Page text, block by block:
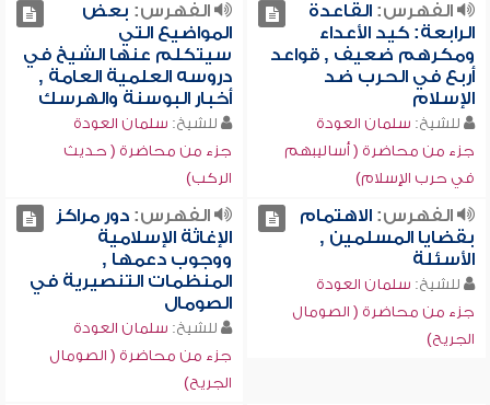
الفهرس:القاعدة
الرابعة: كيد الأعداء
ومكرهم ضعيف , قواعد
أربع في الحرب ضد
الإسلام
للشيخ: سلمان العودة
جزء من محاضرة ( أساليبهم
في حرب الإسلام)
الفهرس: بعض
المواضيع التي
سيتكلم عنها الشيخ في
دروسه العلمية العامة ,
أخبار البوسنة والهرسك
للشيخ: سلمان العودة
جزء من محاضرة ( حديث
الركب)
الفهرس:الاهتمام
بقضايا المسلمين ,
الأسئلة
للشيخ: سلمان العودة
جزء من محاضرة ( الصومال
الجريح)
الفهرس:دور مراكز
الإغاثة الإسلامية
ووجوب دعمها ,
المنظمات التنصيرية في
الصومال
للشيخ: سلمان العودة
جزء من محاضرة ( الصومال
الجريح)